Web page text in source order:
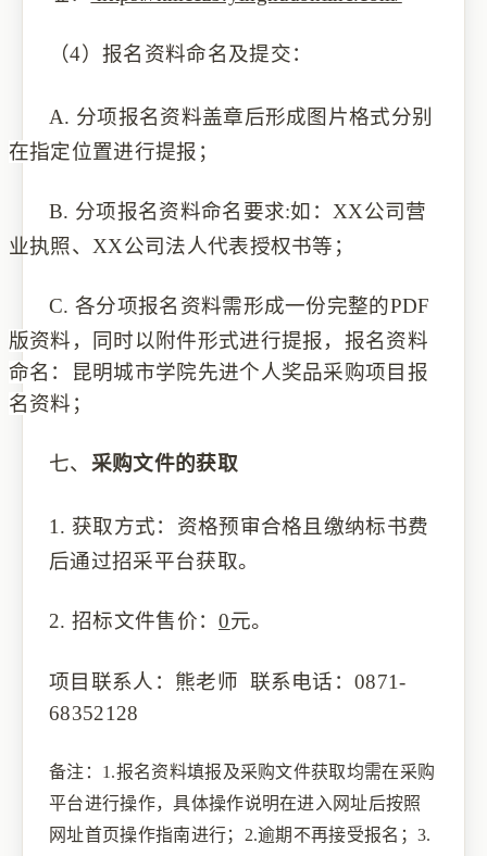
（4） 报名资料命名及提交：
A. 分项报名资料盖章后形成图片格式分别
在指定位置进行提报；
B. 分项报名资料命名要求:如： XX公司营
业执照、XX公司法人代表授权书等 ；
C. 各分项报名资料需形成一份完整的PDF
版资料，同时以附件形式进行提报，报名资料
命名：昆明城市学院先进个人奖品采购项目 报
名资料；
七、 采购文件的获取
1. 获取方式：资格预审合格且缴纳标书费
后通过招采平台获取。
2. 招标文件售价：0元。
项目 联系人： 熊老师 联系电话：0871-
68352128
备注： 1.报名资料填报及采购文件获取均需在采购
平台进行操作，具体操作说明在进入网址后按照
网址首页操作指南进行； 2.逾期不再接受报名；3.